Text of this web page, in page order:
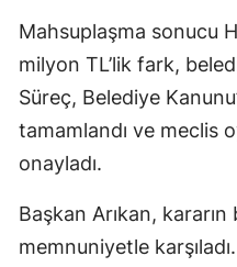
Mahsuplaşma sonucu
milyon TL’lik fark,
Süreç, Belediye
tamamlandı ve meclis
onayladı.
Başkan Arıkan, kararın
memnuniyetle